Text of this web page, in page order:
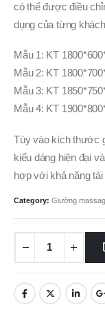
có thể được điều
dụng của từng
Mẫu 1: KT
Mẫu 2: KT
Mẫu 3: KT
Mẫu 4: KT
Tùy vào kích thước
kiểu dáng hiện đại
hợp với khả năng
Category: Giường